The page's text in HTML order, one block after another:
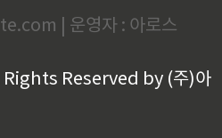
년에 이르러 스위
콘칭 기법(카카오 매
, 정련하는 과정)을
| 운영자 : 아로스
Reserved by (주)아